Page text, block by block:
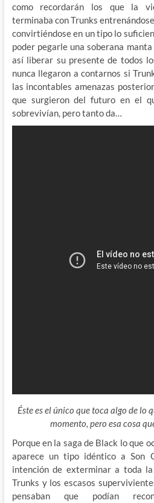
como recordarán los que la
terminaba con Trunks
convirtiéndose en un tipo lo
poder pegarle una soberana
así liberar su presente de todos
nunca llegaron a contarnos si
las incontables amenazas
que surgieron del futuro en el
sobrevivían, pero tanto da…
Éste es el único que toca algo de lo
momento, pero esa cosa
Porque en la saga de Black lo que
aparece un tipo idéntico a Son
intención de exterminar a toda
Trunks y los escasos
pensaban que podían